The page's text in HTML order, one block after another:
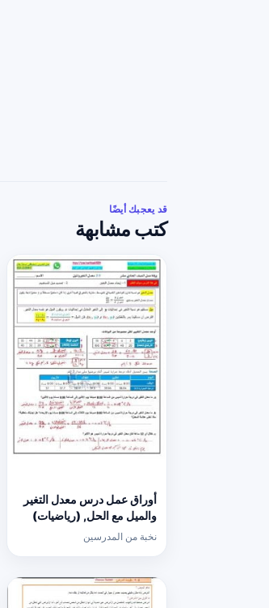
قد يعجبك أيضًا
كتب مشابهة
أوراق عمل درس معدل التغير
والميل مع الحل, (رياضيات)
الحادي عشر العام
نخبة من المدرسين